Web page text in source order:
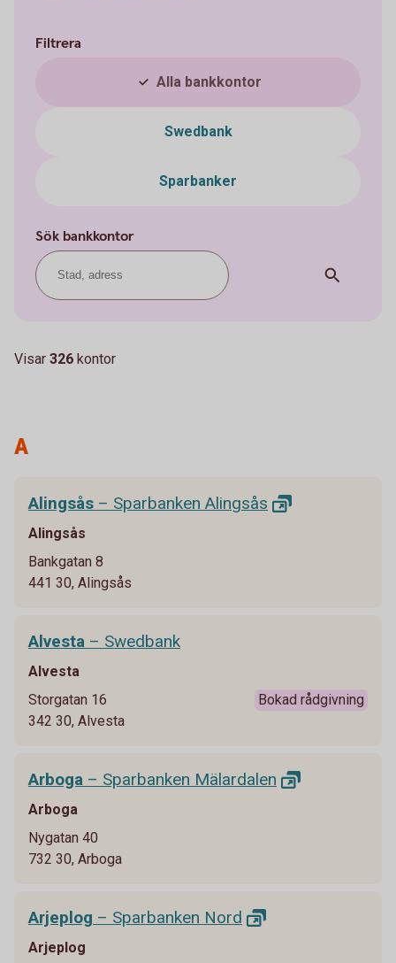
Filtrera
Alla bankkontor
Swedbank
Sparbanker
Sök bankkontor
Visar 326 kontor
A
Alingsås – Sparbanken Alingsås
Alingsås
Bankgatan 8
441 30, Alingsås
Alvesta – Swedbank
Alvesta
Storgatan 16
342 30, Alvesta
Bokad rådgivning
Arboga – Sparbanken Mälardalen
Arboga
Nygatan 40
732 30, Arboga
Arjeplog – Sparbanken Nord
Arjeplog